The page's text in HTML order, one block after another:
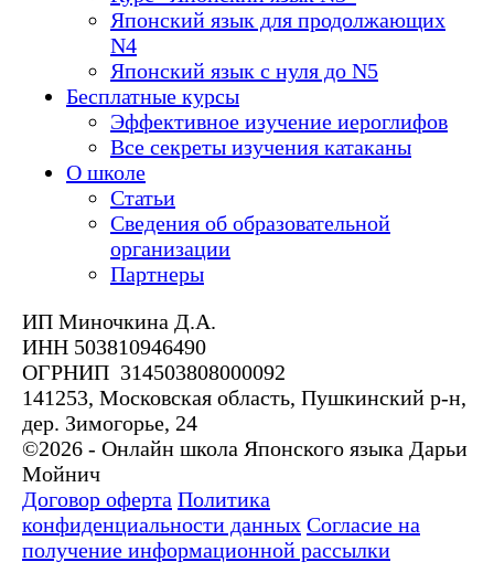
Японский язык для продолжающих
N4
Японский язык с нуля до N5
Бесплатные курсы
Эффективное изучение иероглифов
Все секреты изучения катаканы
О школе
Статьи
Сведения об образовательной
организации
Партнеры
ИП Миночкина Д.А.
ИНН 503810946490
ОГРНИП 314503808000092
141253, Московская область, Пушкинский р-н,
дер. Зимогорье, 24
©2026 - Онлайн школа Японского языка Дарьи
Мойнич
Договор оферта Политика
конфиденциальности данных Согласие на
получение информационной рассылки